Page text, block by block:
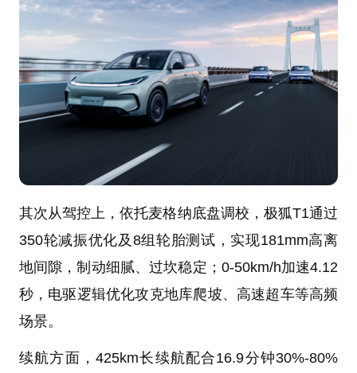
其次从驾控上，依托麦格纳底盘调校，极狐T1通过
350轮减振优化及8组轮胎测试，实现181mm高离
地间隙，制动细腻、过坎稳定；0-50km/h加速4.12
秒，电驱逻辑优化攻克地库爬坡、高速超车等高频
场景。
续航方面，425km长续航配合16.9分钟30%-80%